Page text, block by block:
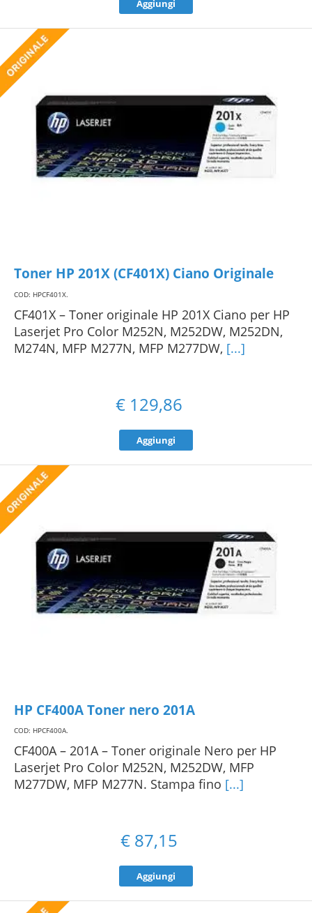
Aggiungi
Toner HP 201X (CF401X) Ciano Originale
COD: HPCF401X.
CF401X – Toner originale HP 201X Ciano per HP
Laserjet Pro Color M252N, M252DW, M252DN,
M274N, MFP M277N, MFP M277DW, [...]
€ 129,86
Aggiungi
HP CF400A Toner nero 201A
COD: HPCF400A.
CF400A – 201A – Toner originale Nero per HP
Laserjet Pro Color M252N, M252DW, MFP
M277DW, MFP M277N. Stampa fino [...]
€ 87,15
Aggiungi